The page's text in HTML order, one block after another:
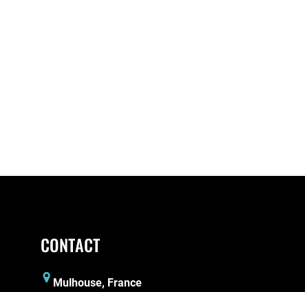
CONTACT
Mulhouse, France